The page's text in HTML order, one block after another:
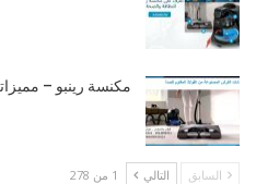
مكنسة رينبو –
السابق التالي 1 من 278